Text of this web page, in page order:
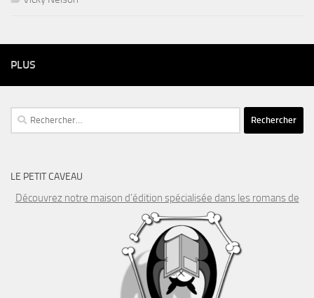
PLUS
Rechercher :
LE PETIT CAVEAU
Découvrez notre maison d’édition spécialisée dans les romans de